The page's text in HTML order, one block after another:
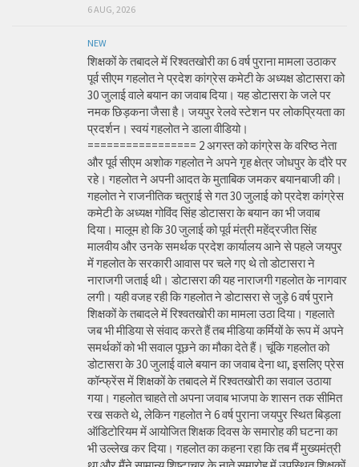
6 AUG, 2026
NEW
शिक्षकों के तबादले में रिश्वतखोरी का 6 वर्ष पुराना मामला उठाकर
पूर्व सीएम गहलोत ने प्रदेश कांग्रेस कमेटी के अध्यक्ष डोटासरा को
30 जुलाई वाले बयान का जवाब दिया। यह डोटासरा के जले पर
नमक छिड़कना जैसा है। जयपुर रेलवे स्टेशन पर लोकप्रियता का
प्रदर्शन। स्वयं गहलोत ने डाला वीडियो।
================= 2 अगस्त को कांग्रेस के वरिष्ठ नेता
और पूर्व सीएम अशोक गहलोत ने अपने गृह क्षेत्र जोधपुर के दौरे पर
रहे। गहलोत ने अपनी आदत के मुताबिक जमकर बयानबाजी की।
गहलोत ने राजनीतिक चतुराई से गत 30 जुलाई को प्रदेश कांग्रेस
कमेटी के अध्यक्ष गोविंद सिंह डोटासरा के बयान का भी जवाब
दिया। मालूम हो कि 30 जुलाई को पूर्व मंत्री महेंद्रजीत सिंह
मालवीय और उनके समर्थक प्रदेश कार्यालय आने से पहले जयपुर
में गहलोत के सरकारी आवास पर चले गए थे तो डोटासरा ने
नाराजगी जताई थी। डोटासरा की यह नाराजगी गहलोत के नागवार
लगी। यही वजह रही कि गहलोत ने डोटासरा से जुड़े 6 वर्ष पुराने
शिक्षकों के तबादले में रिश्वतखोरी का मामला उठा दिया। गहलाते
जब भी मीडिया से संवाद करते हैं तब मीडिया कर्मियों के रूप में अपने
समर्थकों को भी सवाल पूछने का मौका देते हैं। चूंकि गहलोत को
डोटासरा के 30 जुलाई वाले बयान का जवाब देना था, इसलिए प्रेस
कॉन्फ्रेंस में शिक्षकों के तबादले में रिश्वतखोरी का सवाल उठाया
गया। गहलोत चाहते तो अपना जवाब भाजपा के शासन तक सीमित
रख सकते थे, लेकिन गहलोत ने 6 वर्ष पुराना जयपुर स्थित बिड़ला
ऑडिटोरियम में आयोजित शिक्षक दिवस के समारोह की घटना का
भी उल्लेख कर दिया। गहलोत का कहना रहा कि तब मैं मुख्यमंत्री